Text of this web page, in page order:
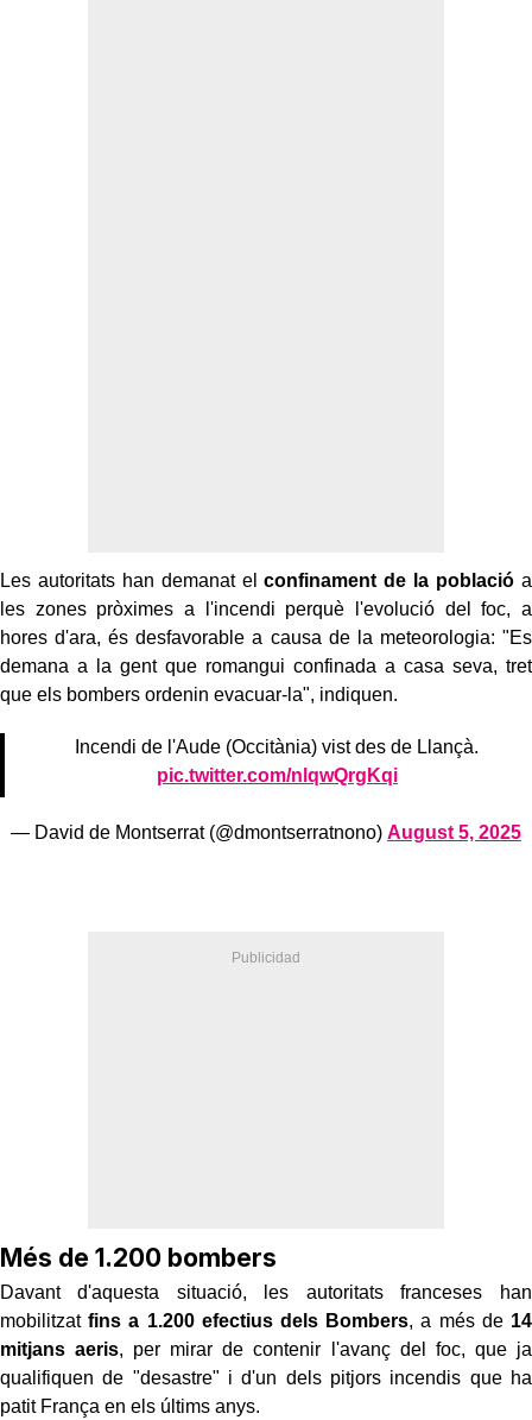
Les autoritats han demanat elconfinament de la població a
les zones pròximes a l'incendi perquè l'evolució del foc, a
hores d'ara, és desfavorable a causa de la meteorologia: "Es
demana a la gent que romangui confinada a casa seva, tret
que els bombers ordenin evacuar-la", indiquen.
Incendi de l'Aude (Occitània) vist des de Llançà.
pic.twitter.com/nlqwQrgKqi
— David de Montserrat (@dmontserratnono) August 5, 2025
Més de 1.200 bombers
Davant d'aquesta situació, les autoritats franceses han
mobilitzatfins a 1.200 efectius dels Bombers, a més de 14
mitjans aeris, per mirar de contenir l'avanç del foc, que ja
qualifiquen de "desastre" i d'un dels pitjors incendis que ha
patit França en els últims anys.